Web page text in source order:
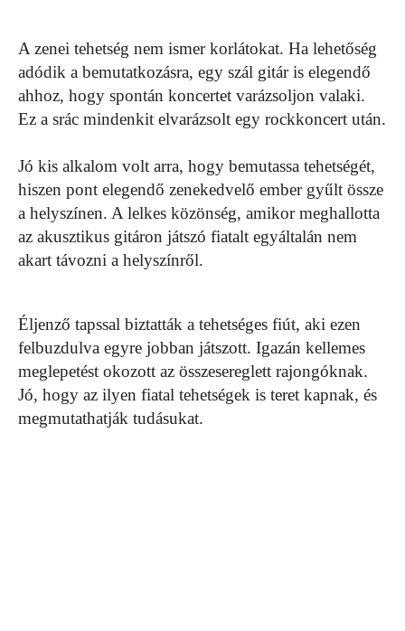
A zenei tehetség nem ismer korlátokat. Ha lehetőség
adódik a bemutatkozásra, egy szál gitár is elegendő
ahhoz, hogy spontán koncertet varázsoljon valaki.
Ez a srác mindenkit elvarázsolt egy rockkoncert után.
Jó kis alkalom volt arra, hogy bemutassa tehetségét,
hiszen pont elegendő zenekedvelő ember gyűlt össze
a helyszínen. A lelkes közönség, amikor meghallotta
az akusztikus gitáron játszó fiatalt egyáltalán nem
akart távozni a helyszínről.
Éljenző tapssal biztatták a tehetséges fiút, aki ezen
felbuzdulva egyre jobban játszott. Igazán kellemes
meglepetést okozott az összesereglett rajongóknak.
Jó, hogy az ilyen fiatal tehetségek is teret kapnak, és
megmutathatják tudásukat.